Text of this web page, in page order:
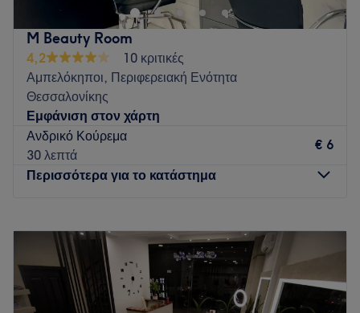
ποιότητα. Προσφέρουμε επαγγελματικές υπηρεσίες
κομμωτικής, περιποίησης νυχιών και solarium, με στόχο να
αναδεικνύουμε την καλύτερη εκδοχή του εαυτού σας.
Εμπιστευτείτε την ομάδα μας και απολαύστε μια
ολοκληρωμένη εμπειρία ομορφιάς. 💇‍♀️💅✨
Go to venue
M Beauty Room
4,2
10 κριτικές
Αμπελόκηποι, Περιφερειακή Ενότητα
Θεσσαλονίκης
Εμφάνιση στον χάρτη
Ανδρικό Κούρεμα
30 λεπτά
€ 6
Περισσότερα για το κατάστημα
Τρίτη
09:00 –
Τετάρτη
09:30
Πέμπτη
09:00 –20:00
Παρασκευή
10:00–20:00